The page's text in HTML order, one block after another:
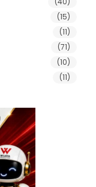
(15)
(11)
(71)
(10)
(11)